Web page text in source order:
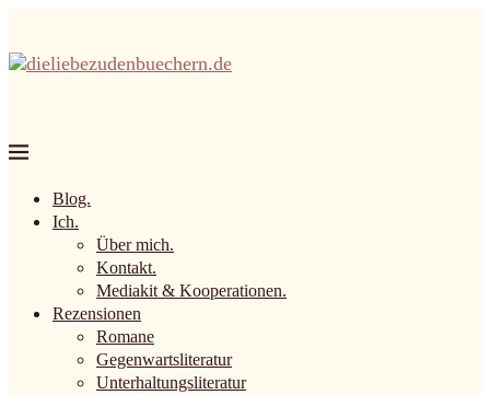
Blog.
Ich.
Über mich.
Kontakt.
Mediakit & Kooperationen.
Rezensionen
Romane
Gegenwartsliteratur
Unterhaltungsliteratur